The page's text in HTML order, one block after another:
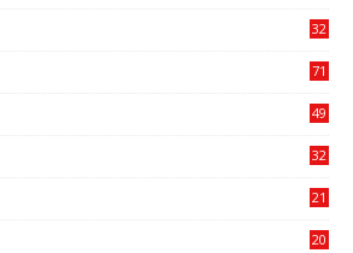
32
71
49
32
21
20